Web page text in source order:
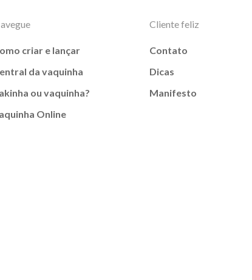
criar e lançar
da vaquinha
ou vaquinha?
Online
Cliente feliz
Contato
Dicas
Manifesto